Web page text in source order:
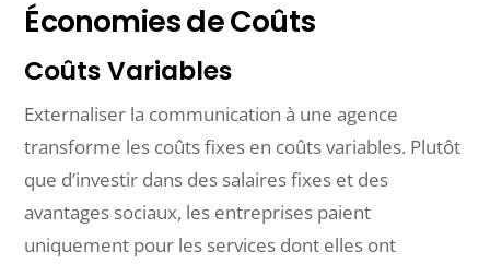
Économies de Coûts
Coûts Variables
Externaliser la communication à une agence
transforme les coûts fixes en coûts variables. Plutôt
que d’investir dans des salaires fixes et des
avantages sociaux, les entreprises paient
uniquement pour les services dont elles ont